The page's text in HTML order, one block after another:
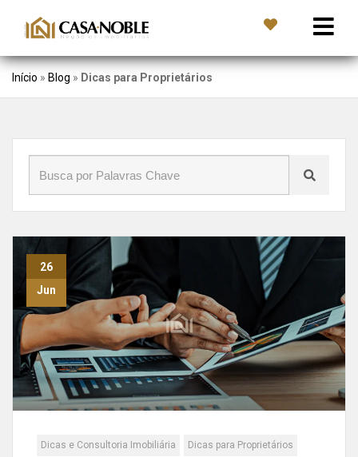
Início » Blog » Dicas para Proprietários
26
Jun
Dicas e Consultoria Imobiliária Dicas para Proprietários